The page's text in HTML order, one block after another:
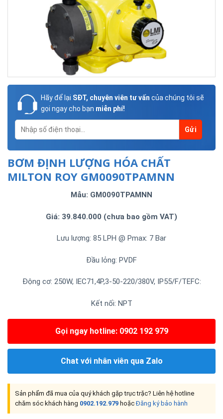
Hãy để lại SĐT, chuyên viên tư vấn của chúng tôi sẽ
gọi ngay cho bạn miễn phí!
BƠM ĐỊNH LƯỢNG HÓA CHẤT
MILTON ROY GM0090TPAMNN
Mẫu: GM0090TPAMNN
Giá: 39.840.000 (chưa bao gồm VAT)
Lưu lượng: 85 LPH @ Pmax: 7 Bar
Đầu lỏng: PVDF
Động cơ: 250W, IEC71,4P,3-50-220/380V, IP55/F/TEFC:
Kết nối: NPT
Gọi ngay hotline: 0902 192 979
Chat với nhân viên qua Zalo
Sản phẩm đã mua của quý khách gặp trục trặc? Liên hệ hotline
chăm sóc khách hàng 0902.192.979 hoặcĐăng ký bảo hành